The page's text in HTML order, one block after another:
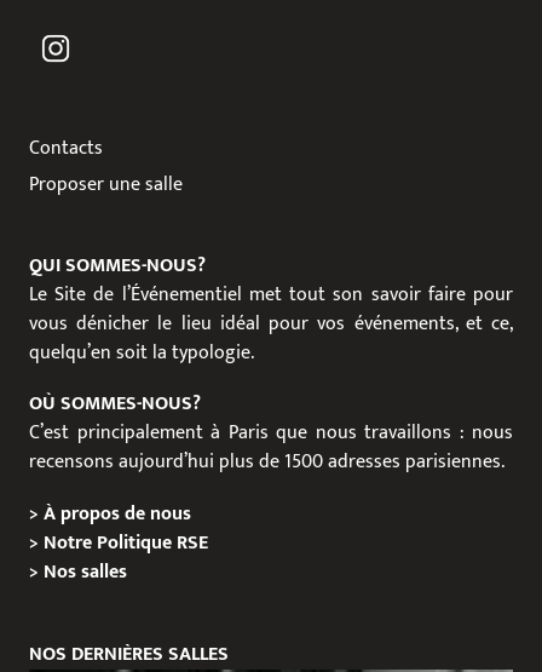
Contacts
Proposer une salle
QUI SOMMES-NOUS?
Le Site de l’Événementiel met tout son savoir faire pour
vous dénicher le lieu idéal pour vos événements, et ce,
quelqu’en soit la typologie.
OÙ SOMMES-NOUS?
C’est principalement à Paris que nous travaillons : nous
recensons aujourd’hui plus de 1500 adresses parisiennes.
>À propos de nous
> Notre Politique RSE
> Nos salles
NOS DERNIÈRES SALLES